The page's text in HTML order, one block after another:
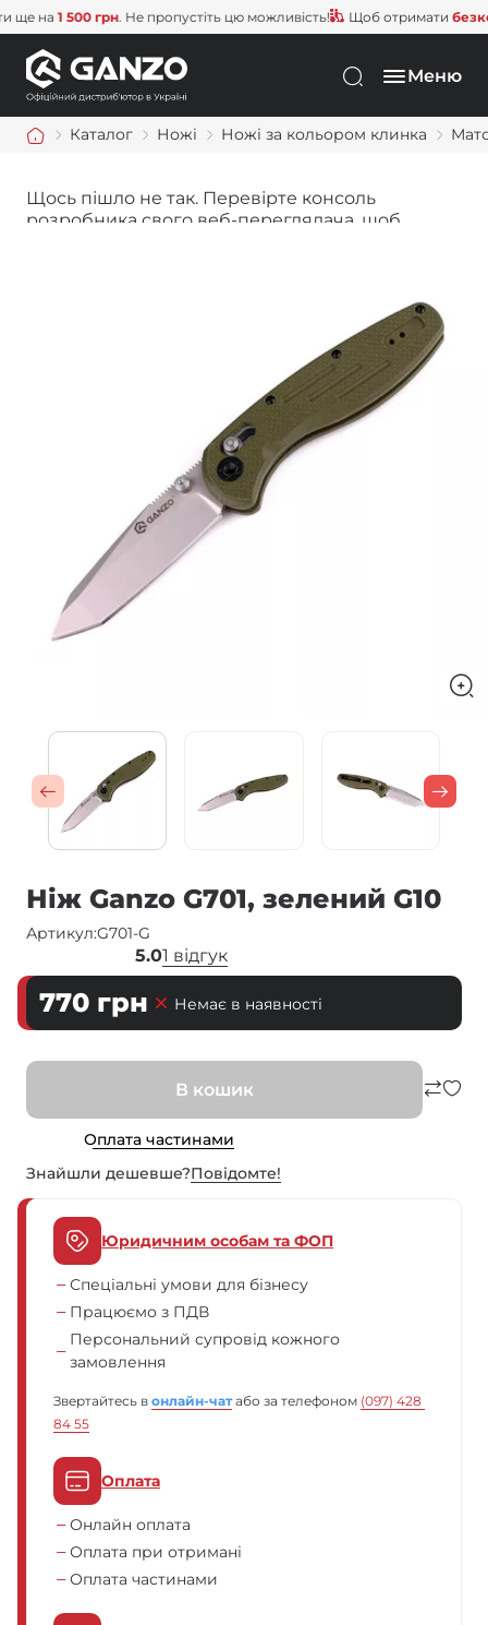
на1 500 грн. Не пропустіть цю можливість! Щоб отримати
Меню
Каталог Ножі Ножі за кольором клинка
Щось пішло не так. Перевірте консоль
розробника свого веб-переглядача, щоб
Ніж Ganzo G701, зелений G10
Артикул:G701-G
5.01 відгук
770 грн Немає в наявності
В кошик
Оплата частинами
Знайшли дешевше?Повiдомте!
Юридичним особам та ФОП
Спеціальні умови для бізнесу
Працюємо з ПДВ
Персональний супровід кожного
замовлення
Звертайтесь в онлайн-чат або за телефоном (097) 428
84 55
Оплата
Онлайн оплата
Оплата при отримані
Оплата частинами